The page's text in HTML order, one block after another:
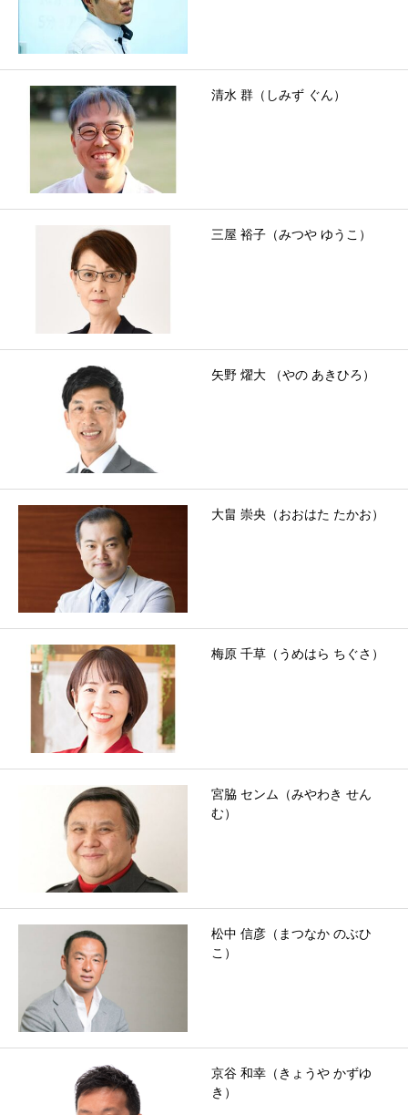
清水 群（しみず ぐん）
三屋 裕子（みつや ゆうこ）
矢野 燿大 （やの あきひろ）
大畠 崇央（おおはた たかお）
梅原 千草（うめはら ちぐさ）
宮脇 センム（みやわき せん
む）
松中 信彦（まつなか のぶひ
こ）
京谷 和幸（きょうや かずゆ
き）